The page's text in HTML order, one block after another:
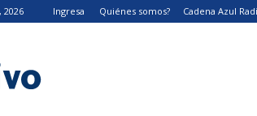
2026 Ingresa Quiénes somos? Cadena Azul